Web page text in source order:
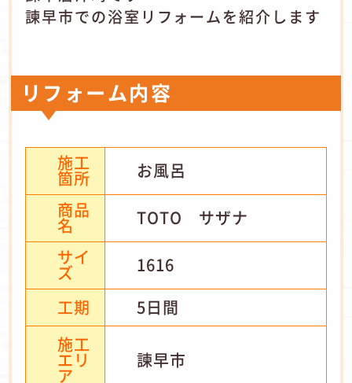
諫早市での浴室リフォームを紹介します
リフォーム内容
施工
箇所
お風呂
商品
名
TOTO サザナ
サイ
ズ
1616
工期
5日間
施工
エリ
ア
諫早市